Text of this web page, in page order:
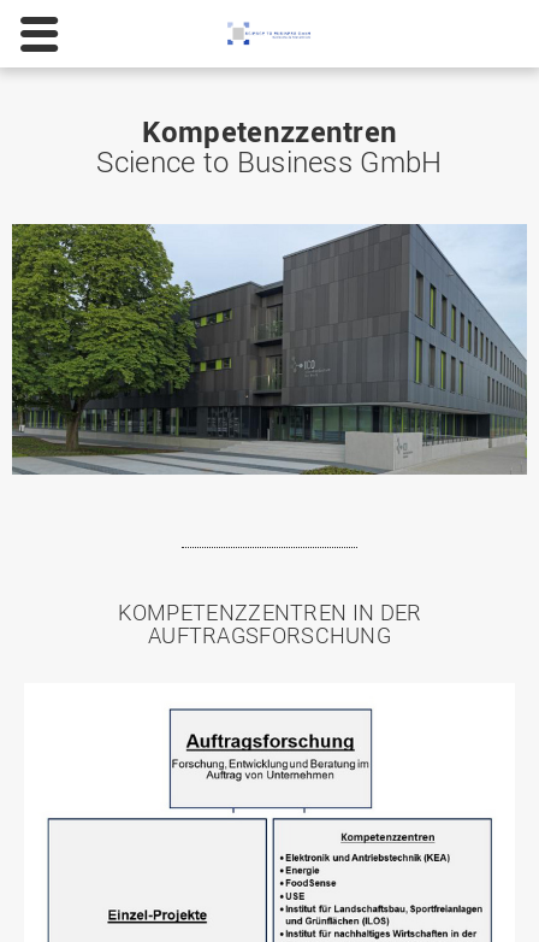
Kompetenzzentren
Science to Business GmbH
KOMPETENZZENTREN IN DER
AUFTRAGSFORSCHUNG